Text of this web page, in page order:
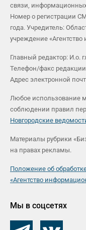
связи,
Номер о регистрации
года. Учредитель:
учреждение
Главный редактор: И.о.
Телефон/факс
Адрес электронной
Любое использование
соблюдении правил
Новгородские
Материалы рубрики
на правах рекламы.
Положение об
«Агентство
Мы в соцсетях